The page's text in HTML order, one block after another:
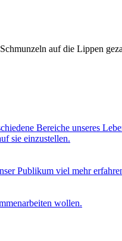
auf die Lippen
Bereiche unseres
sie einzustellen.
Publikum viel mehr
wollen.